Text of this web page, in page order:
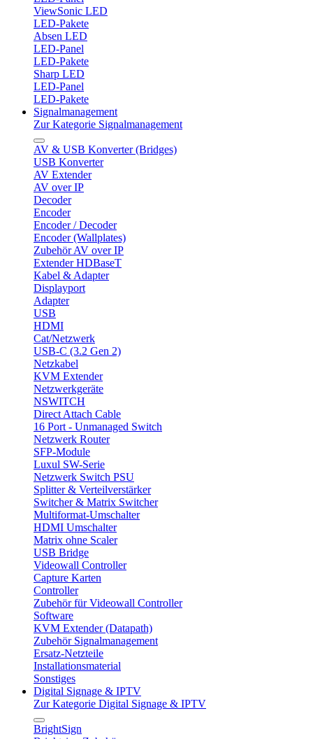
ViewSonic LED
LED-Pakete
Absen LED
LED-Panel
LED-Pakete
Sharp LED
LED-Panel
LED-Pakete
Signalmanagement
Zur Kategorie Signalmanagement
AV & USB Konverter (Bridges)
USB Konverter
AV Extender
AV over IP
Decoder
Encoder
Encoder / Decoder
Encoder (Wallplates)
Zubehör AV over IP
Extender HDBaseT
Kabel & Adapter
Displayport
Adapter
USB
HDMI
Cat/Netzwerk
USB-C (3.2 Gen 2)
Netzkabel
KVM Extender
Netzwerkgeräte
NSWITCH
Direct Attach Cable
16 Port - Unmanaged Switch
Netzwerk Router
SFP-Module
Luxul SW-Serie
Netzwerk Switch PSU
Splitter & Verteilverstärker
Switcher & Matrix Switcher
Multiformat-Umschalter
HDMI Umschalter
Matrix ohne Scaler
USB Bridge
Videowall Controller
Capture Karten
Controller
Zubehör für Videowall Controller
Software
KVM Extender (Datapath)
Zubehör Signalmanagement
Ersatz-Netzteile
Installationsmaterial
Sonstiges
Digital Signage & IPTV
Zur Kategorie Digital Signage & IPTV
BrightSign